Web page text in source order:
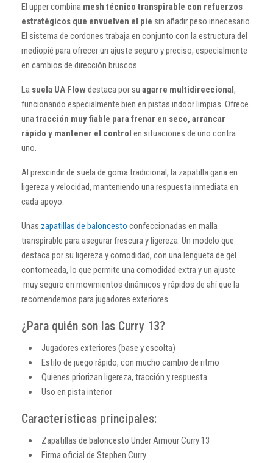
El upper combina mesh técnico transpirable con refuerzos
estratégicos que envuelven el pie sin añadir peso innecesario.
El sistema de cordones trabaja en conjunto con la estructura del
mediopié para ofrecer un ajuste seguro y preciso, especialmente
en cambios de dirección bruscos.
La suela UA Flowdestaca por su agarre multidireccional,
funcionando especialmente bien en pistas indoor limpias. Ofrece
unatracción muy fiable para frenar en seco, arrancar
rápido y mantener el control en situaciones de uno contra
uno.
Al prescindir de suela de goma tradicional, la zapatilla gana en
ligereza y velocidad, manteniendo una respuesta inmediata en
cada apoyo.
Unas zapatillas de baloncesto confeccionadas en malla
transpirable para asegurar frescura y ligereza. Un modelo que
destaca por su ligereza y comodidad, con una lengüeta de gel
contorneada, lo que permite una comodidad extra y un ajuste
muy seguro en movimientos dinámicos y rápidos de ahí que la
recomendemos para jugadores exteriores.
¿Para quién son las Curry 13?
Jugadores exteriores (base y escolta)
Estilo de juego rápido, con mucho cambio de ritmo
Quienes priorizan ligereza, tracción y respuesta
Uso en pista interior
Características principales:
Zapatillas de baloncesto Under Armour Curry 13
Firma oficial de Stephen Curry